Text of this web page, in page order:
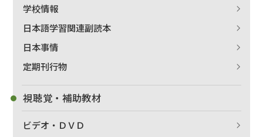
出版社名で絞り込む
著者名で絞り込む
学校情報
日本語学習関連副読本
日本事情
定期刊行物
視聴覚・補助教材
ビデオ・ＤＶＤ